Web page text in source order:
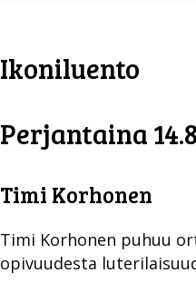
Ikoniluento
Perjantaina
Timi Korhonen
Timi Korhonen puhuu
opivuudesta